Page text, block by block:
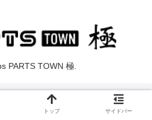
PARTS TOWN 極.
トップ サイドバー